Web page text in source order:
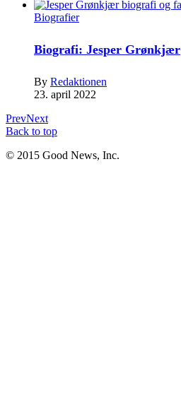
Biografier
Biografi: Jesper Grønkjær
By Redaktionen
23. april 2022
PrevNext
Back to top
© 2015 Good News, Inc.